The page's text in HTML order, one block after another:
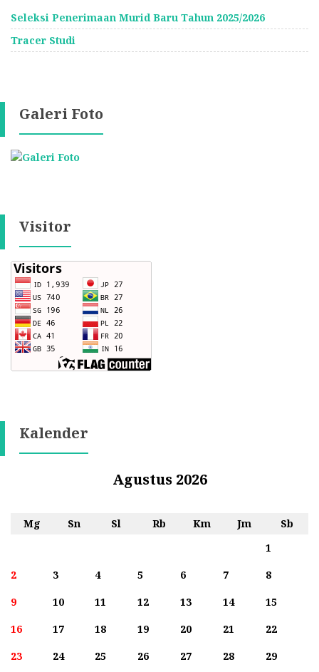
Seleksi Penerimaan Murid Baru Tahun 2025/2026
Tracer Studi
Galeri Foto
Visitor
Kalender
Agustus 2026
Mg Sn Sl Rb Km Jm
Sb
1
2
3 4 5 6 7
8
9
10 11 12 13 14
15
16
17 18 19 20 21
22
23
24 25 26 27 28
29